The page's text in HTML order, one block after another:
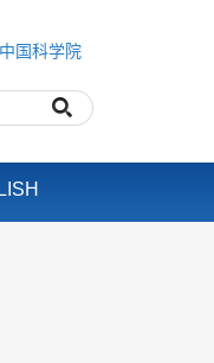
中国科学院